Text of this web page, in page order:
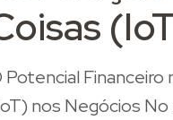
Potencial Financeiro
nos Negócios